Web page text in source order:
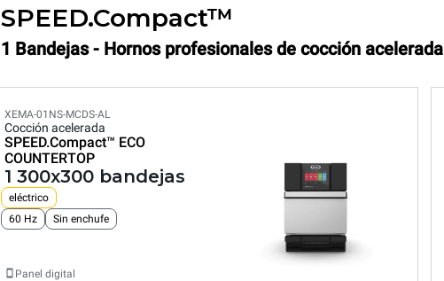
SPEED.Compact™
1 Bandejas - Hornos profesionales de cocción acelerada
XEMA-01NS-MCDS-AL
Cocción acelerada
SPEED.Compact™ ECO
COUNTERTOP
1 300x300 bandejas
eléctrico
60 Hz
Sin enchufe
Panel digital